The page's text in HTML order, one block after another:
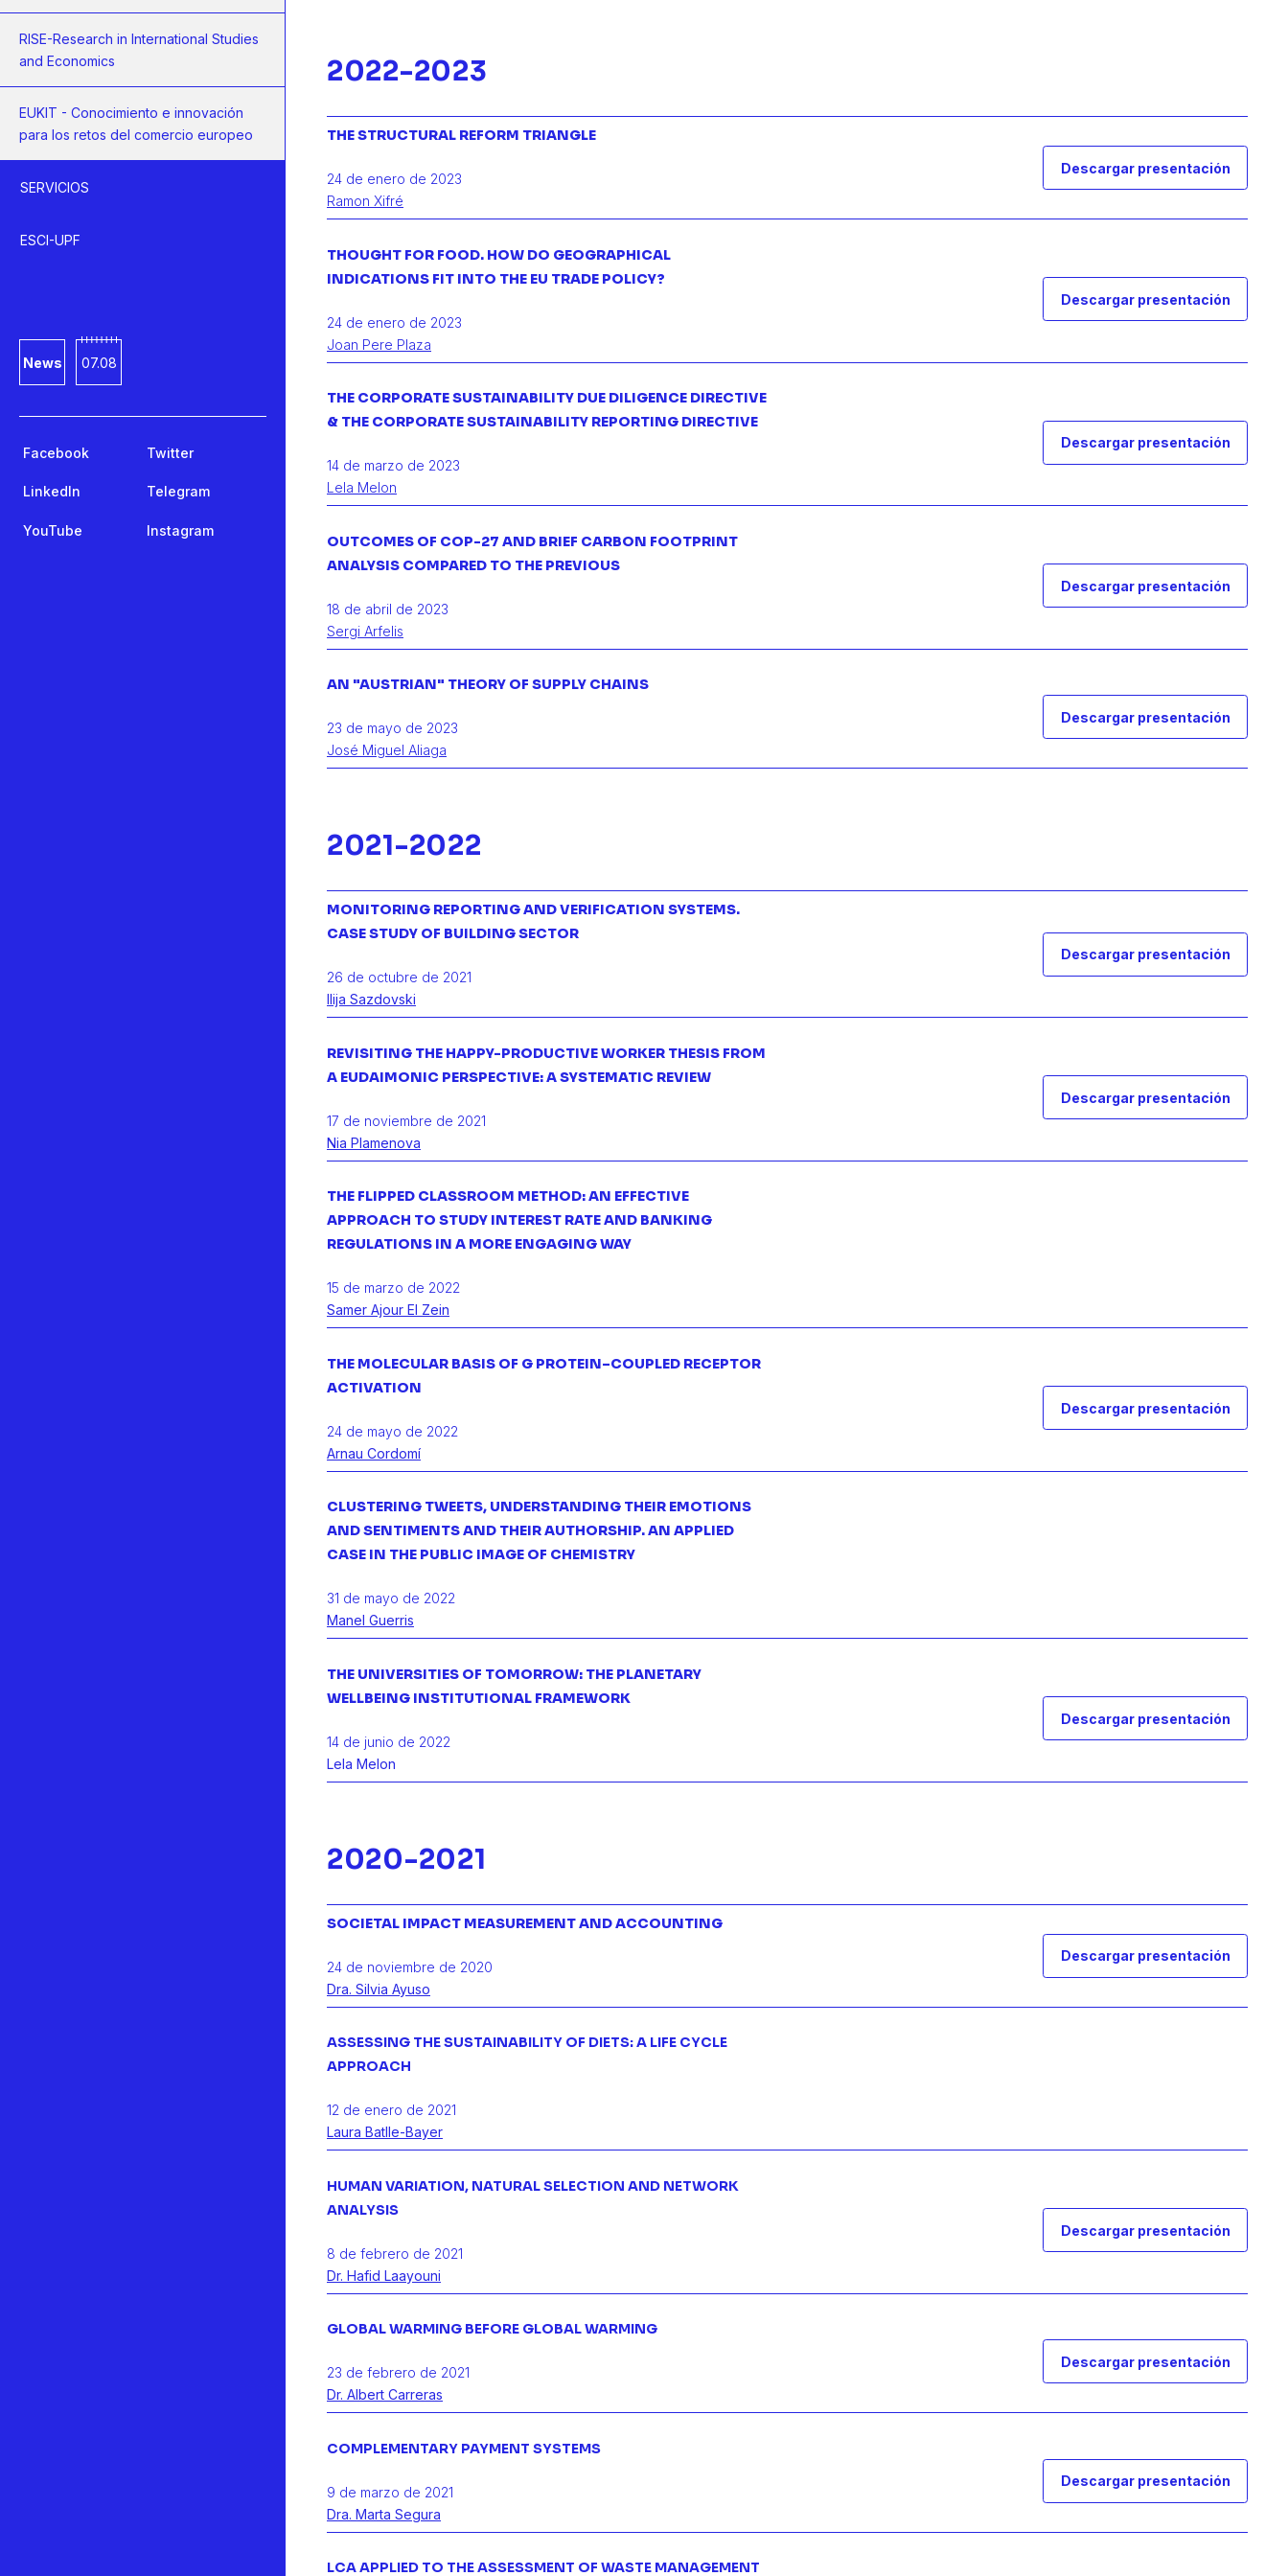
RISE-Research in International Studies
and Economics
EUKIT - Conocimiento e innovación
para los retos del comercio europeo
SERVICIOS
ESCI-UPF
News 07.08
Facebook Twitter
LinkedIn Telegram
YouTube Instagram
2022-2023
THE STRUCTURAL REFORM TRIANGLE
24 de enero de 2023
Ramon Xifré
Descargar presentación
THOUGHT FOR FOOD. HOW DO GEOGRAPHICAL
INDICATIONS FIT INTO THE EU TRADE POLICY?
24 de enero de 2023
Joan Pere Plaza
Descargar presentación
THE CORPORATE SUSTAINABILITY DUE DILIGENCE DIRECTIVE
& THE CORPORATE SUSTAINABILITY REPORTING DIRECTIVE
14 de marzo de 2023
Lela Melon
Descargar presentación
OUTCOMES OF COP-27 AND BRIEF CARBON FOOTPRINT
ANALYSIS COMPARED TO THE PREVIOUS
18 de abril de 2023
Sergi Arfelis
Descargar presentación
AN "AUSTRIAN" THEORY OF SUPPLY CHAINS
23 de mayo de 2023
José Miguel Aliaga
Descargar presentación
2021-2022
MONITORING REPORTING AND VERIFICATION SYSTEMS.
CASE STUDY OF BUILDING SECTOR
26 de octubre de 2021
Ilija Sazdovski
Descargar presentación
REVISITING THE HAPPY-PRODUCTIVE WORKER THESIS FROM
A EUDAIMONIC PERSPECTIVE: A SYSTEMATIC REVIEW
17 de noviembre de 2021
Nia Plamenova
Descargar presentación
THE FLIPPED CLASSROOM METHOD: AN EFFECTIVE
APPROACH TO STUDY INTEREST RATE AND BANKING
REGULATIONS IN A MORE ENGAGING WAY
15 de marzo de 2022
Samer Ajour El Zein
THE MOLECULAR BASIS OF G PROTEIN–COUPLED RECEPTOR
ACTIVATION
24 de mayo de 2022
Arnau Cordomí
Descargar presentación
CLUSTERING TWEETS, UNDERSTANDING THEIR EMOTIONS
AND SENTIMENTS AND THEIR AUTHORSHIP. AN APPLIED
CASE IN THE PUBLIC IMAGE OF CHEMISTRY
31 de mayo de 2022
Manel Guerris
THE UNIVERSITIES OF TOMORROW: THE PLANETARY
WELLBEING INSTITUTIONAL FRAMEWORK
14 de junio de 2022
Lela Melon
Descargar presentación
2020-2021
SOCIETAL IMPACT MEASUREMENT AND ACCOUNTING
24 de noviembre de 2020
Dra. Silvia Ayuso
Descargar presentación
ASSESSING THE SUSTAINABILITY OF DIETS: A LIFE CYCLE
APPROACH
12 de enero de 2021
Laura Batlle-Bayer
HUMAN VARIATION, NATURAL SELECTION AND NETWORK
ANALYSIS
8 de febrero de 2021
Dr. Hafid Laayouni
Descargar presentación
GLOBAL WARMING BEFORE GLOBAL WARMING
23 de febrero de 2021
Dr. Albert Carreras
Descargar presentación
COMPLEMENTARY PAYMENT SYSTEMS
9 de marzo de 2021
Dra. Marta Segura
Descargar presentación
LCA APPLIED TO THE ASSESSMENT OF WASTE MANAGEMENT